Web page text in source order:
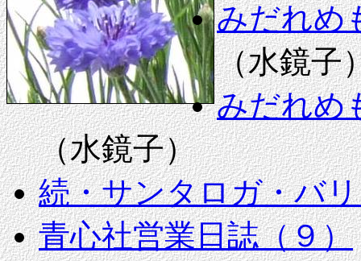
みだれめ
（水鏡子
みだれめ
（水鏡子）
続・サンタロガ・バ
青心社営業日誌（９）